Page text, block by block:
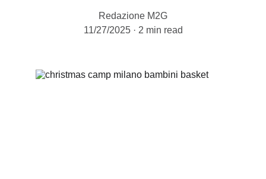
Redazione M2G
11/27/2025
2 min read